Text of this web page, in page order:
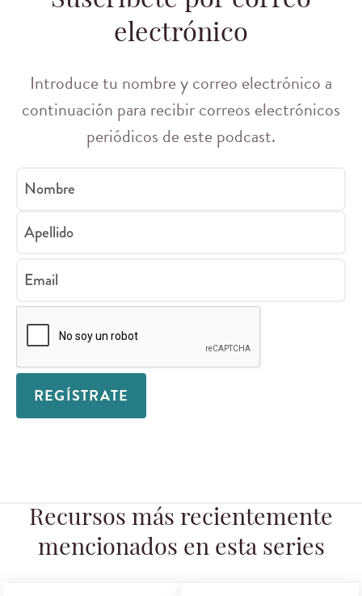
electrónico
Introduce tu nombre y correo electrónico a
continuación para recibir correos electrónicos
periódicos de este podcast.
Nombre
Apellido
Email
REGÍSTRATE
Recursos más recientemente
mencionados en esta series